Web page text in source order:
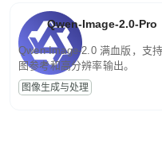
Qwen-Image-2.0-Pro
Qwen-Image-2.0 满血版，支
图参考和高分辨率输出。
图像生成与处理